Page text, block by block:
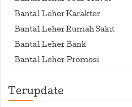
Bantal Leher Karakter
Bantal Leher Rumah Sakit
Bantal Leher Bank
Bantal Leher Promosi
Terupdate